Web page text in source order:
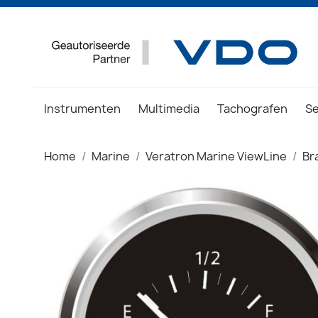
Instrumenten Multimedia Tachografen
Home Marine Veratron Marine ViewLine